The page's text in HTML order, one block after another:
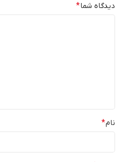
دیدگاه شما*
نام*